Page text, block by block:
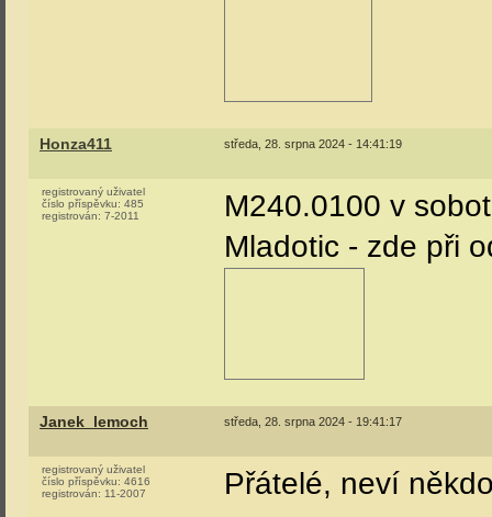
Honza411 středa, 28. srpna 2024 - 14:41:19
registrovaný uživatel
číslo příspěvku: 485
registrován: 7-2011
M240.0100 v
Mladotic - zde při
Janek_lemoch středa, 28. srpna 2024 - 19:41:17
registrovaný uživatel
číslo příspěvku: 4616
registrován: 11-2007 Přátelé, neví